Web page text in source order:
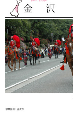
金沢・加賀地方で